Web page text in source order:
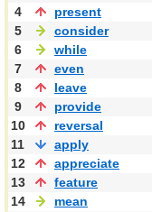
4
present
5
consider
6
while
7
even
8
leave
9
provide
10
reversal
11
apply
12
appreciate
13
feature
14
mean